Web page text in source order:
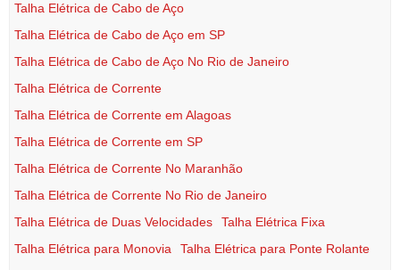
Talha Elétrica de Cabo de Aço
Talha Elétrica de Cabo de Aço em SP
Talha Elétrica de Cabo de Aço No Rio de Janeiro
Talha Elétrica de Corrente
Talha Elétrica de Corrente em Alagoas
Talha Elétrica de Corrente em SP
Talha Elétrica de Corrente No Maranhão
Talha Elétrica de Corrente No Rio de Janeiro
Talha Elétrica de Duas Velocidades
Talha Elétrica Fixa
Talha Elétrica para Monovia
Talha Elétrica para Ponte Rolante